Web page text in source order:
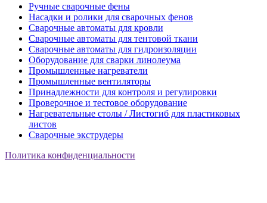
Ручные сварочные фены
Насадки и ролики для сварочных фенов
Сварочные автоматы для кровли
Сварочные автоматы для тентовой ткани
Сварочные автоматы для гидроизоляции
Оборудование для сварки линолеума
Промышленные нагреватели
Промышленные вентиляторы
Принадлежности для контроля и регулировки
Проверочное и тестовое оборудование
Нагревательные столы / Листогиб для пластиковых
листов
Сварочные экструдеры
Политика конфиденциальности